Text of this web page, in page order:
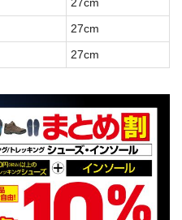
27cm
27cm